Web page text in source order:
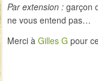
Par extension :garçon
ne vous entend pas…
Merci à Gilles G pour